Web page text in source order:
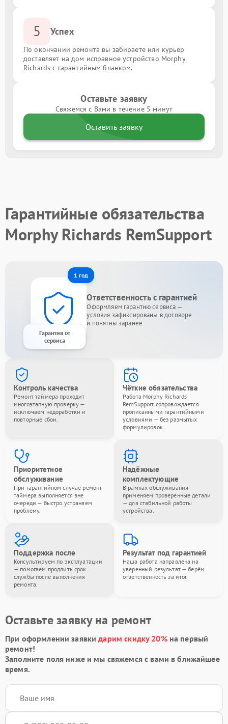
5 Успех
По окончании ремонта вы забираете или курьер
доставляет на дом исправное устройство Morphy
Richards с гарантийным бланком.
Оставьте заявку
Свяжемся с Вами в течение 5 минут
Оставить заявку
Гарантийные обязательства
Morphy Richards RemSupport
1 год
Гарантия от
сервиса
Ответственность с гарантией
Оформляем гарантию сервиса —
условия зафиксированы в договоре
и понятны заранее.
Контроль качества
Ремонт таймера проходит
многоэтапную проверку —
исключаем недоработки и
повторные сбои.
Чёткие обязательства
Работа Morphy Richards
RemSupport сопровождается
прописанными гарантийными
условиями — без размытых
формулировок.
Приоритетное
обслуживание
При гарантийном случае ремонт
таймера выполняется вне
очереди — быстро устраняем
проблему.
Надёжные
комплектующие
В рамках обслуживания
применяем проверенные детали
— для стабильной работы
устройства.
Поддержка после
Консультируем по эксплуатации
— помогаем продлить срок
службы после выполнения
ремонта.
Результат под гарантией
Наша работа направлена на
уверенный результат — берём
ответственность за итог.
Оставьте заявку на ремонт
При оформлении заявкидарим скидку 20%на первый
ремонт!
Заполните поля ниже и мы свяжемся с вами в ближайшее
время.